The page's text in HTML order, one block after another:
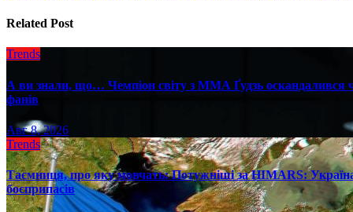
Related Post
Trends
А ви знали, що… Чемпіон світу з ММА Ґудзь оскандалився
фанів
Авг 8, 2026
Trends
Таємниця, про яку мовчать: Потужніші за HIMARS:
боєприпасів